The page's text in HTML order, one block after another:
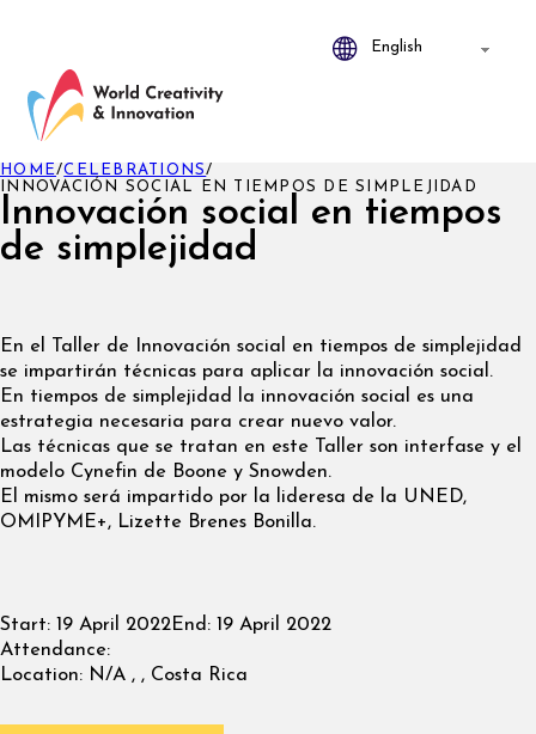
Innovación social en tiempos
de simplejidad
HOME/CELEBRATIONS/
INNOVACIÓN SOCIAL EN TIEMPOS DE SIMPLEJIDAD
En el Taller de Innovación social en tiempos de simplejidad
se impartirán técnicas para aplicar la innovación social.
En tiempos de simplejidad la innovación social es una
estrategia necesaria para crear nuevo valor.
Las técnicas que se tratan en este Taller son interfase y el
modelo Cynefin de Boone y Snowden.
El mismo será impartido por la lideresa de la UNED,
OMIPYME+, Lizette Brenes Bonilla.
Start: 19 April 2022End: 19 April 2022
Attendance:
Location: N/A , , Costa Rica